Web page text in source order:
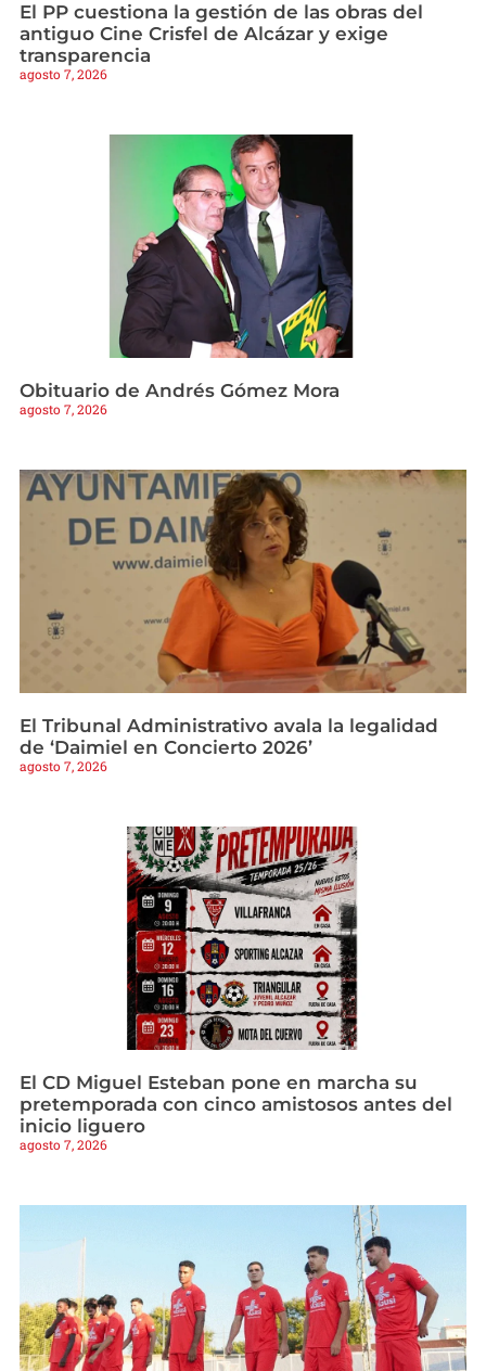
El PP cuestiona la gestión de las obras del
antiguo Cine Crisfel de Alcázar y exige
transparencia
agosto 7, 2026
Obituario de Andrés Gómez Mora
agosto 7, 2026
El Tribunal Administrativo avala la legalidad
de ‘Daimiel en Concierto 2026’
agosto 7, 2026
El CD Miguel Esteban pone en marcha su
pretemporada con cinco amistosos antes del
inicio liguero
agosto 7, 2026